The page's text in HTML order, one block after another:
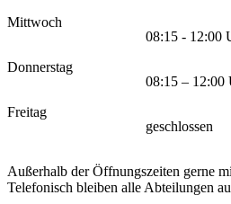
Mittwoch
08:15 - 12:00
Donnerstag
08:15 – 12:00
Freitag
geschlossen
Außerhalb der Öffnungszeiten gerne
Telefonisch bleiben alle Abteilungen